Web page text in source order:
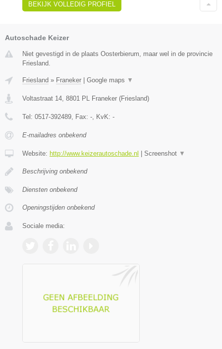
BEKIJK VOLLEDIG PROFIEL
Autoschade Keizer
Niet gevestigd in de plaats Oosterbierum, maar wel in de provincie
Friesland.
Friesland » Franeker Google maps ▼
Voltastraat 14, 8801 PL Franeker (Friesland)
Tel: 0517-392489, Fax: -, KvK: -
E-mailadres onbekend
Website: http://www.keizerautoschade.nl Screenshot ▼
Beschrijving onbekend
Diensten onbekend
Openingstijden onbekend
Sociale media: